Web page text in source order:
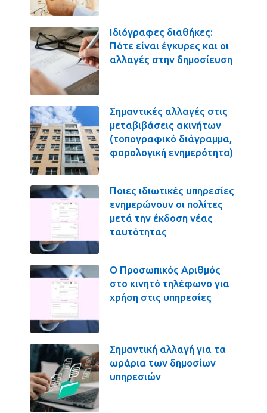
Ιδιόγραφες διαθήκες:
Πότε είναι έγκυρες και οι
αλλαγές στην δημοσίευση
Σημαντικές αλλαγές στις
μεταβιβάσεις ακινήτων
(τοπογραφικό διάγραμμα,
φορολογική ενημερότητα)
Ποιες ιδιωτικές υπηρεσίες
ενημερώνουν οι πολίτες
μετά την έκδοση νέας
ταυτότητας
Ο Προσωπικός Αριθμός
στο κινητό τηλέφωνο για
χρήση στις υπηρεσίες
Σημαντική αλλαγή για τα
ωράρια των δημοσίων
υπηρεσιών